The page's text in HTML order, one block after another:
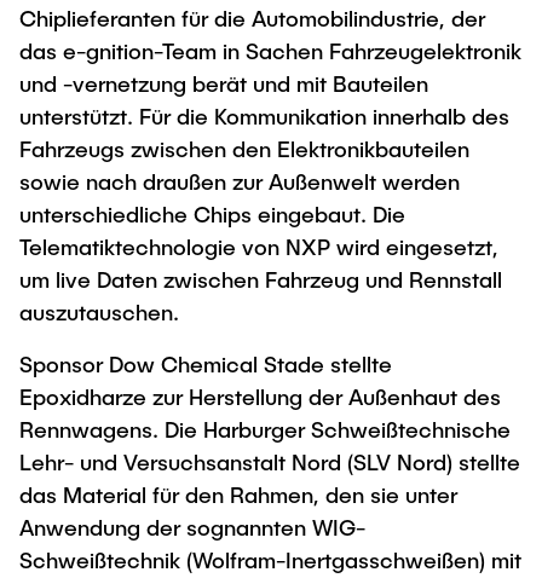
Chiplieferanten für die Automobilindustrie, der
das e-gnition-Team in Sachen Fahrzeugelektronik
und -vernetzung berät und mit Bauteilen
unterstützt. Für die Kommunikation innerhalb des
Fahrzeugs zwischen den Elektronikbauteilen
sowie nach draußen zur Außenwelt werden
unterschiedliche Chips eingebaut. Die
Telematiktechnologie von NXP wird eingesetzt,
um live Daten zwischen Fahrzeug und Rennstall
auszutauschen.
Sponsor Dow Chemical Stade stellte
Epoxidharze zur Herstellung der Außenhaut des
Rennwagens. Die Harburger Schweißtechnische
Lehr- und Versuchsanstalt Nord (SLV Nord) stellte
das Material für den Rahmen, den sie unter
Anwendung der sognannten WIG-
Schweißtechnik (Wolfram-Inertgasschweißen) mit